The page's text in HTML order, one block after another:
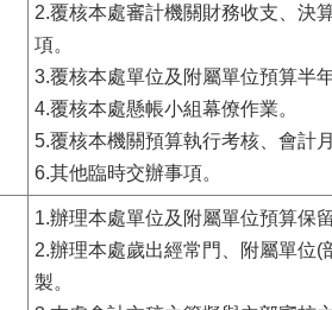
2.覆核本處審計機關財務收支、決
項。
3.覆核本處單位及附屬單位預算半
4.覆核本處懸帳小組幕僚作業。
5.覆核本機關預算執行考核、會計
6.其他臨時交辦事項。
1.辦理本處單位及附屬單位預算保
2.辦理本處歲出經常門、附屬單位
製。